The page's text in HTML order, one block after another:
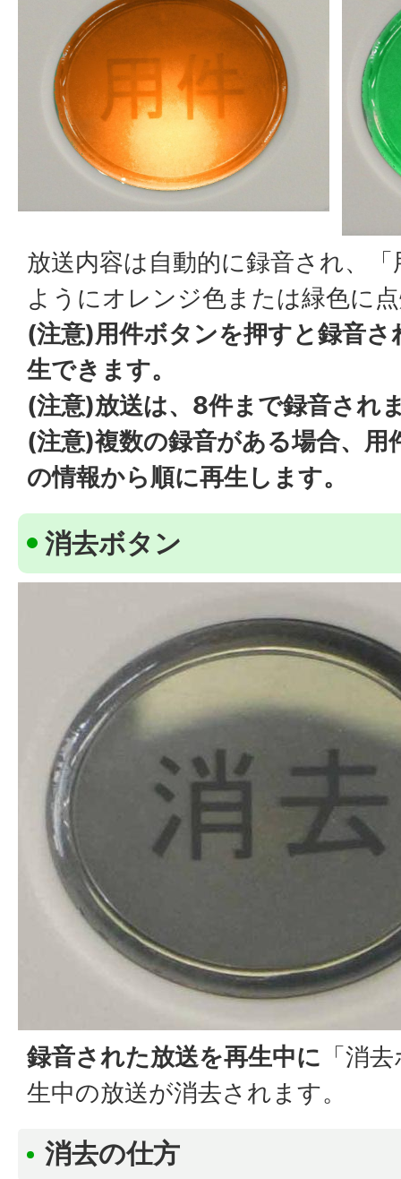
放送内容は自動的に録音され、
ようにオレンジ色または緑色に
(注意)用件ボタンを押すと録音
生できます。
(注意)放送は、8件まで録音され
(注意)複数の録音がある場合、用
の情報から順に再生します。
消去ボタン
録音された放送を再生中に 「消
生中の放送が消去されます。
消去の仕方